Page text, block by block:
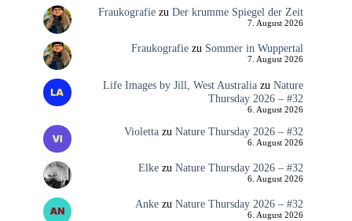
Fraukografiezu Der krumme Spiegel der Zeit
7. August 2026
Fraukografiezu Sommer in Wuppertal
7. August 2026
Life Images by Jill, West Australiazu Nature
Thursday 2026 – #32
6. August 2026
Violettazu Nature Thursday 2026 – #32
6. August 2026
Elkezu Nature Thursday 2026 – #32
6. August 2026
Ankezu Nature Thursday 2026 – #32
6. August 2026